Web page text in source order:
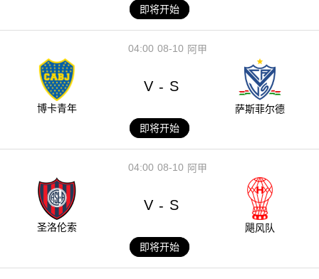
即将开始
08-10
04:00 阿甲
博卡青年
V - S
萨斯菲尔德
即将开始
08-10
04:00 阿甲
圣洛伦索
V - S
飓风队
即将开始